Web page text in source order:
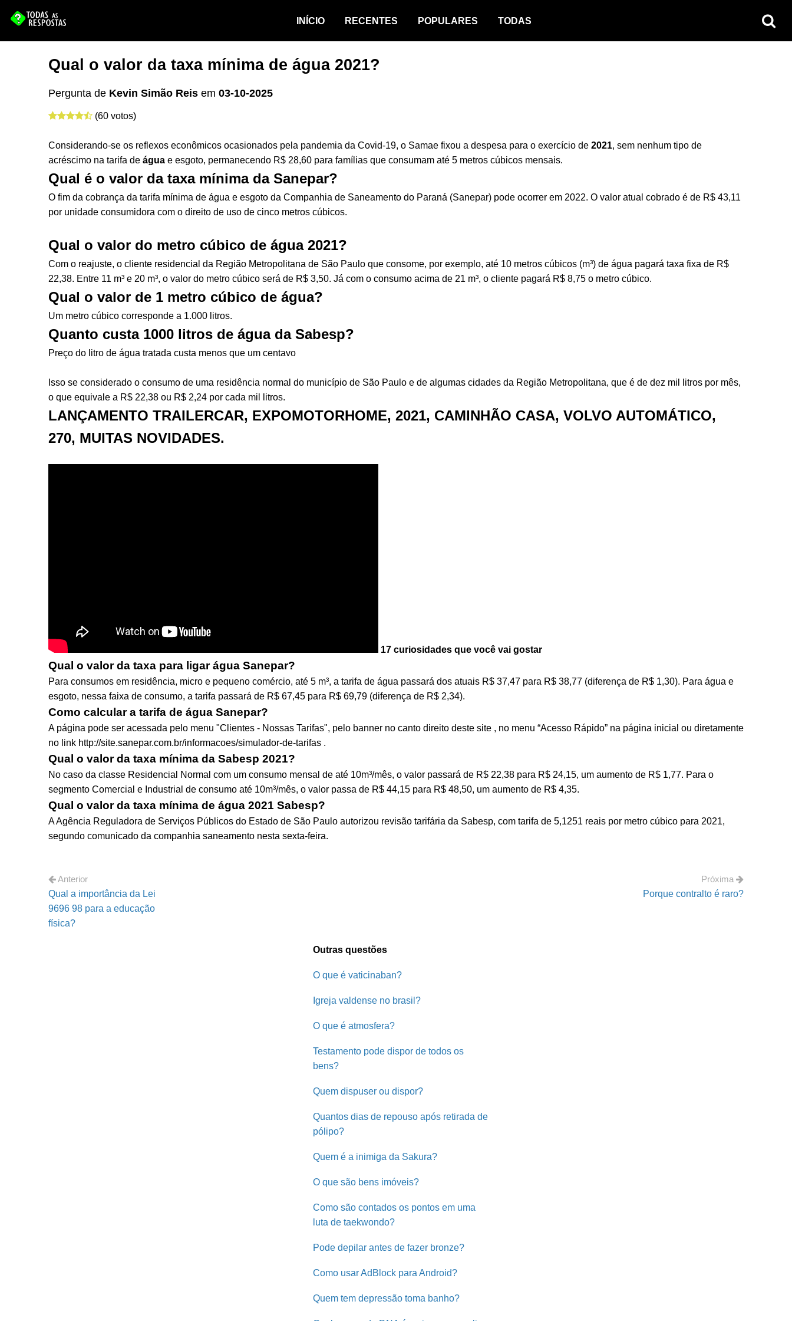
INÍCIO RECENTES POPULARES TODAS
Qual o valor da taxa mínima de água 2021?
Pergunta de Kevin Simão Reis em 03-10-2025
(60 votos)
Considerando-se os reflexos econômicos ocasionados pela pandemia da Covid-19, o Samae fixou a despesa para o exercício de 2021, sem nenhum tipo de
acréscimo na tarifa de água e esgoto, permanecendo R$ 28,60 para famílias que consumam até 5 metros cúbicos mensais.
Qual é o valor da taxa mínima da Sanepar?
O fim da cobrança da tarifa mínima de água e esgoto da Companhia de Saneamento do Paraná (Sanepar) pode ocorrer em 2022. O valor atual cobrado é de R$ 43,11
por unidade consumidora com o direito de uso de cinco metros cúbicos.
Qual o valor do metro cúbico de água 2021?
Com o reajuste, o cliente residencial da Região Metropolitana de São Paulo que consome, por exemplo, até 10 metros cúbicos (m³) de água pagará taxa fixa de R$
22,38. Entre 11 m³ e 20 m³, o valor do metro cúbico será de R$ 3,50. Já com o consumo acima de 21 m³, o cliente pagará R$ 8,75 o metro cúbico.
Qual o valor de 1 metro cúbico de água?
Um metro cúbico corresponde a 1.000 litros.
Quanto custa 1000 litros de água da Sabesp?
Preço do litro de água tratada custa menos que um centavo
Isso se considerado o consumo de uma residência normal do município de São Paulo e de algumas cidades da Região Metropolitana, que é de dez mil litros por mês,
o que equivale a R$ 22,38 ou R$ 2,24 por cada mil litros.
LANÇAMENTO TRAILERCAR, EXPOMOTORHOME, 2021, CAMINHÃO CASA, VOLVO AUTOMÁTICO,
270, MUITAS NOVIDADES.
17 curiosidades que você vai gostar
Qual o valor da taxa para ligar água Sanepar?
Para consumos em residência, micro e pequeno comércio, até 5 m³, a tarifa de água passará dos atuais R$ 37,47 para R$ 38,77 (diferença de R$ 1,30). Para água e
esgoto, nessa faixa de consumo, a tarifa passará de R$ 67,45 para R$ 69,79 (diferença de R$ 2,34).
Como calcular a tarifa de água Sanepar?
A página pode ser acessada pelo menu "Clientes - Nossas Tarifas", pelo banner no canto direito deste site , no menu “Acesso Rápido” na página inicial ou diretamente
no link http://site.sanepar.com.br/informacoes/simulador-de-tarifas .
Qual o valor da taxa mínima da Sabesp 2021?
No caso da classe Residencial Normal com um consumo mensal de até 10m³/mês, o valor passará de R$ 22,38 para R$ 24,15, um aumento de R$ 1,77. Para o
segmento Comercial e Industrial de consumo até 10m³/mês, o valor passa de R$ 44,15 para R$ 48,50, um aumento de R$ 4,35.
Qual o valor da taxa mínima de água 2021 Sabesp?
A Agência Reguladora de Serviços Públicos do Estado de São Paulo autorizou revisão tarifária da Sabesp, com tarifa de 5,1251 reais por metro cúbico para 2021,
segundo comunicado da companhia saneamento nesta sexta-feira.
Anterior
Qual a importância da Lei
9696 98 para a educação
física?
Próxima
Porque contralto é raro?
Outras questões
O que é vaticinaban?
Igreja valdense no brasil?
O que é atmosfera?
Testamento pode dispor de todos os
bens?
Quem dispuser ou dispor?
Quantos dias de repouso após retirada de
pólipo?
Quem é a inimiga da Sakura?
O que são bens imóveis?
Como são contados os pontos em uma
luta de taekwondo?
Pode depilar antes de fazer bronze?
Como usar AdBlock para Android?
Quem tem depressão toma banho?